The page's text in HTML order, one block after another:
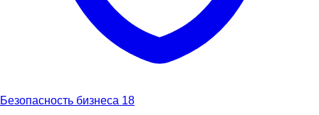
Безопасность бизнеса 18